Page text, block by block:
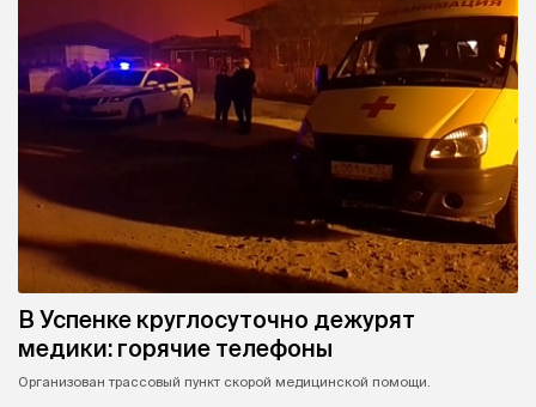
В Успенке круглосуточно дежурят
медики: горячие телефоны
Организован трассовый пункт скорой медицинской помощи.